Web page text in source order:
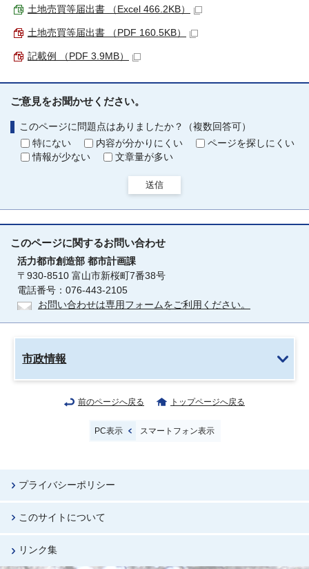
土地売買等届出書 （Excel 466.2KB）
土地売買等届出書 （PDF 160.5KB）
記載例 （PDF 3.9MB）
ご意見をお聞かせください。
このページに問題点はありましたか？（複数回答可）
特にない
内容が分かりにくい
ページを探しにくい
情報が少ない
文章量が多い
送信
このページに関するお問い合わせ
活力都市創造部 都市計画課
〒930-8510 富山市新桜町7番38号
電話番号：076-443-2105
お問い合わせは専用フォームをご利用ください。
市政情報
前のページへ戻る トップページへ戻る
PC表示 スマートフォン表示
プライバシーポリシー
このサイトについて
リンク集